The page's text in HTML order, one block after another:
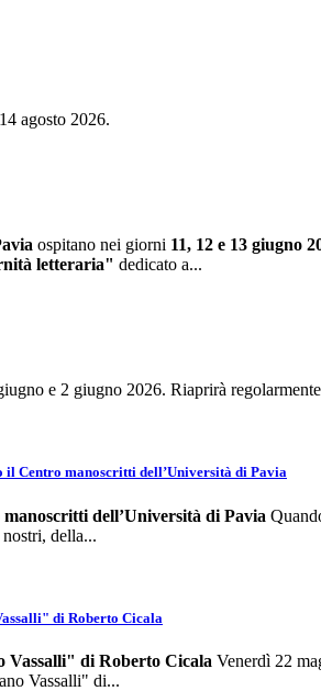
agosto 2026.
ospitano nei giorni 11, 12 e 13 giugno
letteraria" dedicato a...
e 2 giugno 2026. Riaprirà
Centro manoscritti dell’Università di Pavia
manoscritti dell’Università di Pavia
della...
di Roberto Cicala
Vassalli" di Roberto Cicala Venerdì 22
Vassalli" di...